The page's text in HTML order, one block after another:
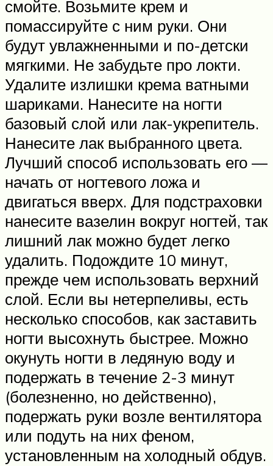
смойте. Возьмите крем и
помассируйте с ним руки. Они
будут увлажненными и по-детски
мягкими. Не забудьте про локти.
Удалите излишки крема ватными
шариками. Нанесите на ногти
базовый слой или лак-укрепитель.
Нанесите лак выбранного цвета.
Лучший способ использовать его —
начать от ногтевого ложа и
двигаться вверх. Для подстраховки
нанесите вазелин вокруг ногтей, так
лишний лак можно будет легко
удалить. Подождите 10 минут,
прежде чем использовать верхний
слой. Если вы нетерпеливы, есть
несколько способов, как заставить
ногти высохнуть быстрее. Можно
окунуть ногти в ледяную воду и
подержать в течение 2-3 минут
(болезненно, но действенно),
подержать руки возле вентилятора
или подуть на них феном,
установленным на холодный обдув.